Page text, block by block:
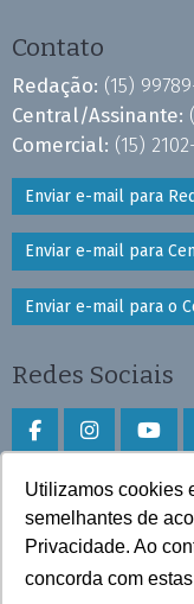
Utilizamos cookies
semelhantes de
Privacidade. Ao
concorda com
Contato
Redação: (15)
Central/Assinante:
Comercial: (15)
Enviar e-mail para
Enviar e-mail para
Enviar e-mail para o
Redes Sociais
Faça download do
Play Store e App